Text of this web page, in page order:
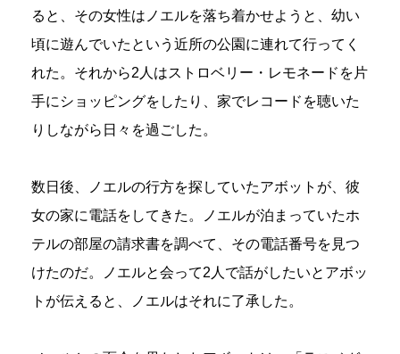
ると、その女性はノエルを落ち着かせようと、幼い
頃に遊んでいたという近所の公園に連れて行ってく
れた。それから2人はストロベリー・レモネードを片
手にショッピングをしたり、家でレコードを聴いた
りしながら日々を過ごした。
数日後、ノエルの行方を探していたアボットが、彼
女の家に電話をしてきた。ノエルが泊まっていたホ
テルの部屋の請求書を調べて、その電話番号を見つ
けたのだ。ノエルと会って2人で話がしたいとアボッ
トが伝えると、ノエルはそれに了承した。